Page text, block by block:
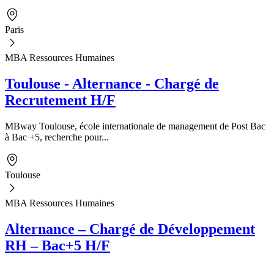
Paris
MBA Ressources Humaines
Toulouse - Alternance - Chargé de
Recrutement H/F
MBway Toulouse, école internationale de management de Post Bac
à Bac +5, recherche pour...
Toulouse
MBA Ressources Humaines
Alternance – Chargé de Développement
RH – Bac+5 H/F